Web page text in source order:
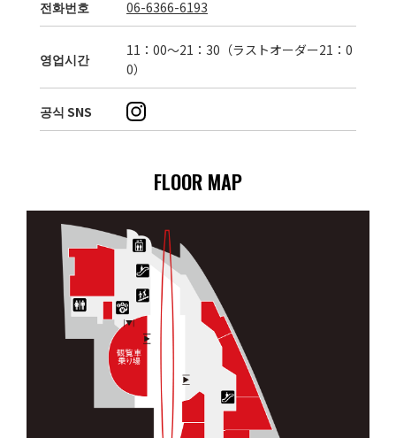
전화번호 06-6366-6193
영업시간
11：00～21：30（ラストオーダー21：0
0）
공식 SNS
FLOOR MAP